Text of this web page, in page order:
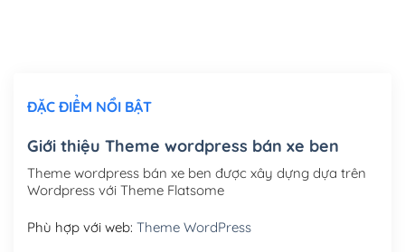
Mua thêm Host + Tên miền
Tên miền quốc tế .com .net .org (1 năm)
(+300,000₫)
Tên miền Việt Nam .vn (1 năm) (+550,000₫)
ĐẶC ĐIỂM NỔI BẬT
Giới thiệu Theme wordpress bán xe ben
Theme wordpress bán xe ben được xây dựng dựa trên
Wordpress với Theme Flatsome
Phù hợp với web: Theme WordPress